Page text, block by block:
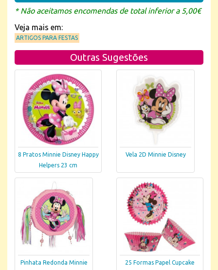
* Não aceitamos encomendas de total inferior a 5,00€
Veja mais em:
ARTIGOS PARA FESTAS
Outras Sugestões
8 Pratos Minnie Disney Happy
Helpers 23 cm
Vela 2D Minnie Disney
Pinhata Redonda Minnie 25 Formas Papel Cupcake